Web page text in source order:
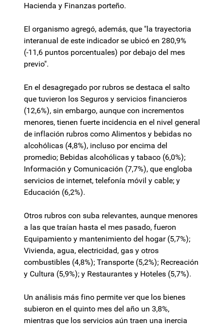
Hacienda y Finanzas porteño.
El organismo agregó, además, que "la trayectoria
interanual de este indicador se ubicó en 280,9%
(-11,6 puntos porcentuales) por debajo del mes
previo".
En el desagregado por rubros se destaca el salto
que tuvieron los Seguros y servicios financieros
(12,6%), sin embargo, aunque con incrementos
menores, tienen fuerte incidencia en el nivel general
de inflación rubros como Alimentos y bebidas no
alcohólicas (4,8%), incluso por encima del
promedio; Bebidas alcohólicas y tabaco (6,0%);
Información y Comunicación (7,7%), que engloba
servicios de internet, telefonía móvil y cable; y
Educación (6,2%).
Otros rubros con suba relevantes, aunque menores
a las que traían hasta el mes pasado, fueron
Equipamiento y mantenimiento del hogar (5,7%);
Vivienda, agua, electricidad, gas y otros
combustibles (4,8%); Transporte (5,2%); Recreación
y Cultura (5,9%); y Restaurantes y Hoteles (5,7%).
Un análisis más fino permite ver que los bienes
subieron en el quinto mes del año un 3,8%,
mientras que los servicios aún traen una inercia